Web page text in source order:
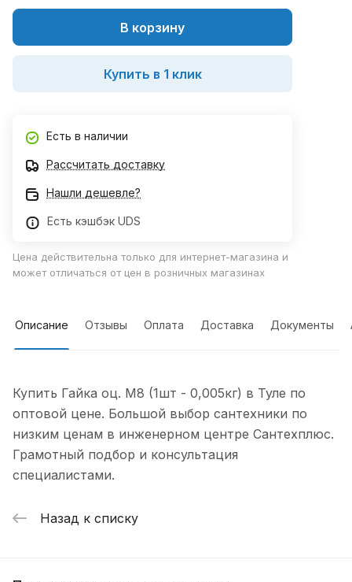
В корзину
Купить в 1 клик
Есть в наличии
Рассчитать доставку
Нашли дешевле?
Есть кэшбэк UDS
Цена действительна только для интернет-магазина и
может отличаться от цен в розничных магазинах
Описание Отзывы Оплата Доставка Документы
Купить Гайка оц. М8 (1шт - 0,005кг) в Туле по
оптовой цене. Большой выбор сантехники по
низким ценам в инженерном центре Сантехплюс.
Грамотный подбор и консультация
специалистами.
Назад к списку